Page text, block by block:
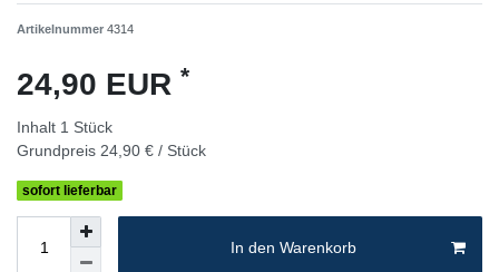
Artikelnummer 4314
24,90 EUR *
Inhalt 1 Stück
Grundpreis 24,90 € / Stück
sofort lieferbar
In den Warenkorb